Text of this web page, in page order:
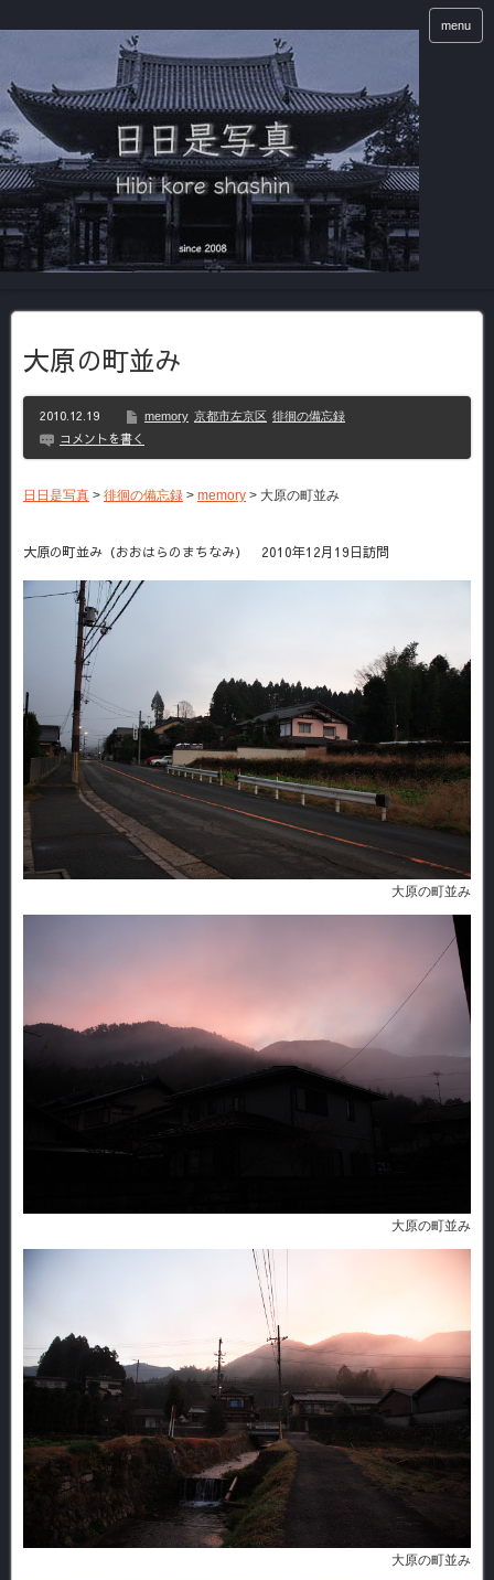
menu
大原の町並み
2010.12.19 memory 京都市左京区 徘徊の備忘録
コメントを書く
日日是写真 > 徘徊の備忘録 > memory > 大原の町並み
大原の町並み（おおはらのまちなみ） 2010年12月19日訪問
大原の町並み
大原の町並み
大原の町並み